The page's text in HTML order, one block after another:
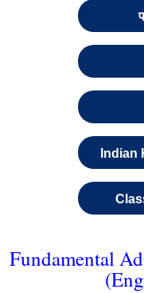
Indian
Fundamental